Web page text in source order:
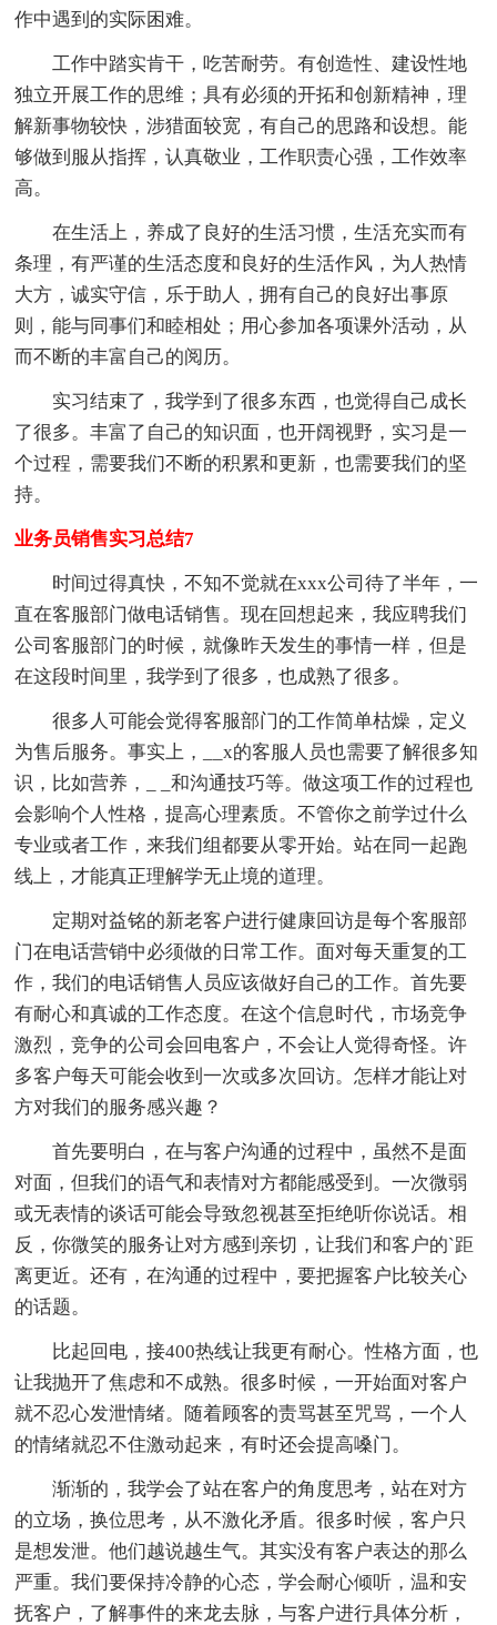
作中遇到的实际困难。
工作中踏实肯干，吃苦耐劳。有创造性、建设性地
独立开展工作的思维；具有必须的开拓和创新精神，理
解新事物较快，涉猎面较宽，有自己的思路和设想。能
够做到服从指挥，认真敬业，工作职责心强，工作效率
高。
在生活上，养成了良好的生活习惯，生活充实而有
条理，有严谨的生活态度和良好的生活作风，为人热情
大方，诚实守信，乐于助人，拥有自己的良好出事原
则，能与同事们和睦相处；用心参加各项课外活动，从
而不断的丰富自己的阅历。
实习结束了，我学到了很多东西，也觉得自己成长
了很多。丰富了自己的知识面，也开阔视野，实习是一
个过程，需要我们不断的积累和更新，也需要我们的坚
持。
业务员销售实习总结7
时间过得真快，不知不觉就在xxx公司待了半年，一
直在客服部门做电话销售。现在回想起来，我应聘我们
公司客服部门的时候，就像昨天发生的事情一样，但是
在这段时间里，我学到了很多，也成熟了很多。
很多人可能会觉得客服部门的工作简单枯燥，定义
为售后服务。事实上，__x的客服人员也需要了解很多知
识，比如营养，_ _和沟通技巧等。做这项工作的过程也
会影响个人性格，提高心理素质。不管你之前学过什么
专业或者工作，来我们组都要从零开始。站在同一起跑
线上，才能真正理解学无止境的道理。
定期对益铭的新老客户进行健康回访是每个客服部
门在电话营销中必须做的日常工作。面对每天重复的工
作，我们的电话销售人员应该做好自己的工作。首先要
有耐心和真诚的工作态度。在这个信息时代，市场竞争
激烈，竞争的公司会回电客户，不会让人觉得奇怪。许
多客户每天可能会收到一次或多次回访。怎样才能让对
方对我们的服务感兴趣？
首先要明白，在与客户沟通的过程中，虽然不是面
对面，但我们的语气和表情对方都能感受到。一次微弱
或无表情的谈话可能会导致忽视甚至拒绝听你说话。相
反，你微笑的服务让对方感到亲切，让我们和客户的`距
离更近。还有，在沟通的过程中，要把握客户比较关心
的话题。
比起回电，接400热线让我更有耐心。性格方面，也
让我抛开了焦虑和不成熟。很多时候，一开始面对客户
就不忍心发泄情绪。随着顾客的责骂甚至咒骂，一个人
的情绪就忍不住激动起来，有时还会提高嗓门。
渐渐的，我学会了站在客户的角度思考，站在对方
的立场，换位思考，从不激化矛盾。很多时候，客户只
是想发泄。他们越说越生气。其实没有客户表达的那么
严重。我们要保持冷静的心态，学会耐心倾听，温和安
抚客户，了解事件的来龙去脉，与客户进行具体分析，